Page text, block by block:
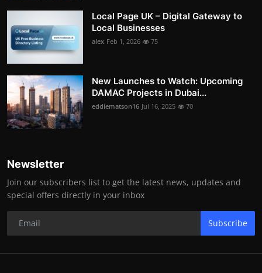
Local Page UK – Digital Gateway to
Local Businesses
alex Feb 1, 2026 75
New Launches to Watch: Upcoming
DAMAC Projects in Dubai...
eddiematson16 Jul 16, 2025 70
Newsletter
Join our subscribers list to get the latest news, updates and
special offers directly in your inbox
Subscribe